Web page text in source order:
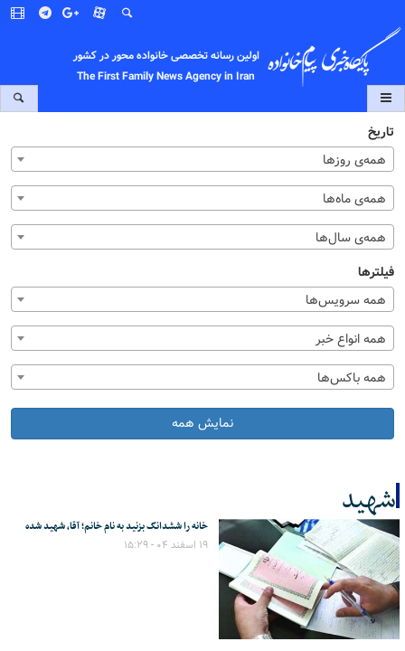
اولین رسانه تخصصی خانواده محور در کشور
The First Family News Agency in Iran
تاریخ
همه‌ی روزها
همه‌ی ماه‌ها
همه‌ی سال‌ها
فیلترها
همه سرویس‌ها
همه انواع خبر
همه باکس‌ها
نمایش همه
شهید
کل اخبار:20 خانه را ششدانگ بزنید به نام خانم؛ آقا، شهید شده
۱۹ اسفند ۰۴ - ۱۵:۲۹